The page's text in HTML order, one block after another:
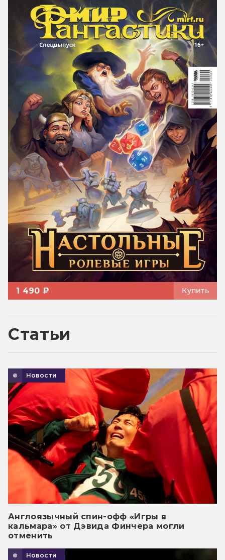
1 490 ₽ Купить
Статьи
Новости
Англоязычный спин-офф «Игры в
кальмара» от Дэвида Финчера могли
отменить
Новости